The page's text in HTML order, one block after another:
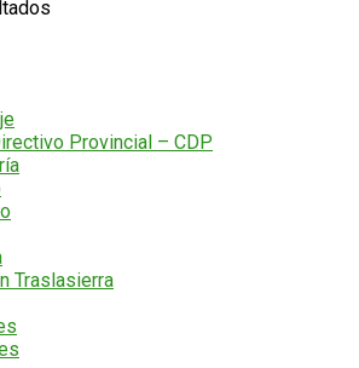
Provincial – CDP
Traslasierra